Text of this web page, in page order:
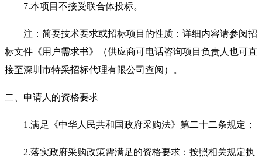
7.本项目不接受联合体投标。
注：简要技术要求或招标项目的性质：详细内容请参阅招
标文件《用户需求书》（供应商可电话咨询项目负责人也可直
接至深圳市特采招标代理有限公司查阅）。
二、申请人的资格要求
1.满足《中华人民共和国政府采购法》第二十二条规定；
2.落实政府采购政策需满足的资格要求：按照相关规定执